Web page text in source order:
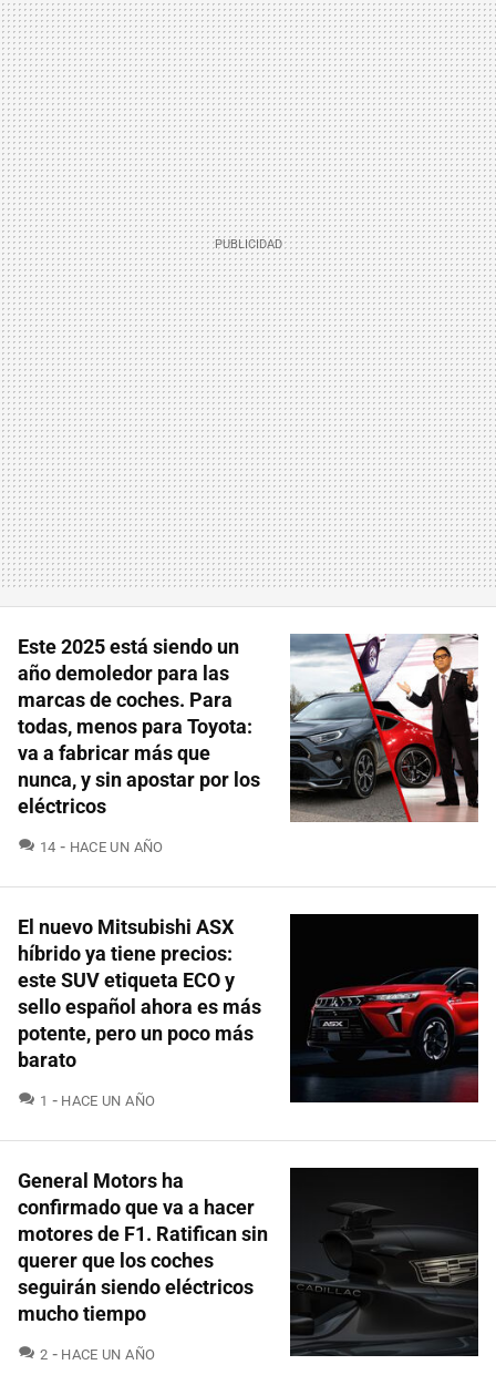
Este 2025 está siendo un
año demoledor para las
marcas de coches. Para
todas, menos para Toyota:
va a fabricar más que
nunca, y sin apostar por los
eléctricos
14 COMENTARIOS
HACE UN AÑO
El nuevo Mitsubishi ASX
híbrido ya tiene precios:
este SUV etiqueta ECO y
sello español ahora es más
potente, pero un poco más
barato
1 COMENTARIOS
HACE UN AÑO
General Motors ha
confirmado que va a hacer
motores de F1. Ratifican sin
querer que los coches
seguirán siendo eléctricos
mucho tiempo
2 COMENTARIOS
HACE UN AÑO